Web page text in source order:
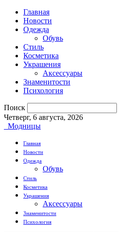
Главная
Новости
Одежда
Обувь
Стиль
Косметика
Украшения
Аксессуары
Знаменитости
Психология
Поиск
Четверг, 6 августа, 2026
Модницы
Главная
Новости
Одежда
Обувь
Стиль
Косметика
Украшения
Аксессуары
Знаменитости
Психология